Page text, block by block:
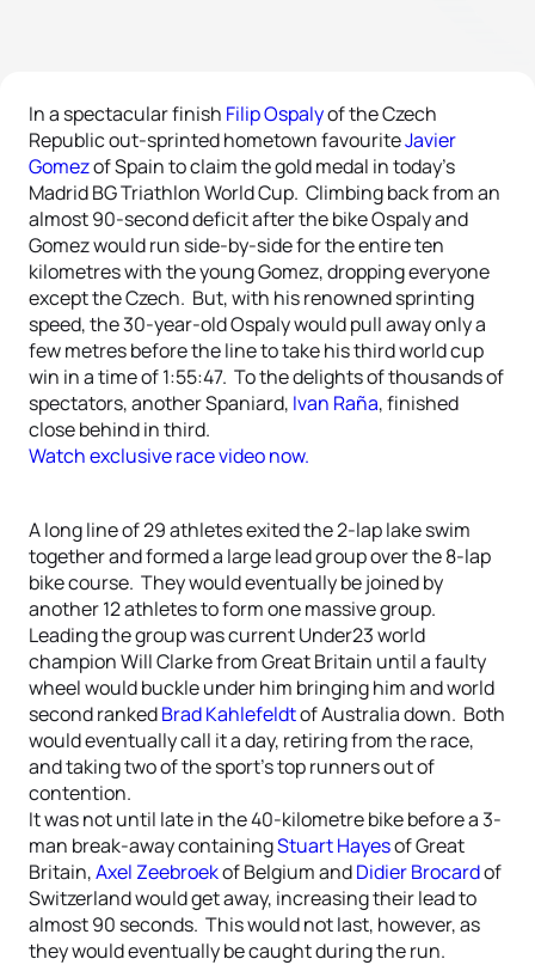
In a spectacular finish Filip Ospalyof the Czech
Republic out-sprinted hometown favouriteJavier
Gomezof Spain to claim the gold medal in today’s
Madrid BG Triathlon World Cup. Climbing back from an
almost 90-second deficit after the bike Ospaly and
Gomez would run side-by-side for the entire ten
kilometres with the young Gomez, dropping everyone
except the Czech. But, with his renowned sprinting
speed, the 30-year-old Ospaly would pull away only a
few metres before the line to take his third world cup
win in a time of 1:55:47. To the delights of thousands of
spectators, another Spaniard, Ivan Raña, finished
close behind in third.
Watch exclusive race video now.
A long line of 29 athletes exited the 2-lap lake swim
together and formed a large lead group over the 8-lap
bike course. They would eventually be joined by
another 12 athletes to form one massive group.
Leading the group was current Under23 world
champion Will Clarke from Great Britain until a faulty
wheel would buckle under him bringing him and world
second rankedBrad Kahlefeldtof Australia down. Both
would eventually call it a day, retiring from the race,
and taking two of the sport’s top runners out of
contention.
It was not until late in the 40-kilometre bike before a 3-
man break-away containingStuart Hayesof Great
Britain,Axel Zeebroekof Belgium andDidier Brocardof
Switzerland would get away, increasing their lead to
almost 90 seconds. This would not last, however, as
they would eventually be caught during the run.